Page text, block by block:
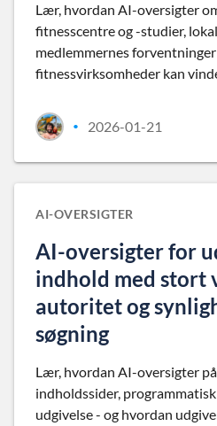
Lær, hvordan AI-oversigter
fitnesscentre og -studier,
medlemmernes
fitnessvirksomheder kan
• 2026-01-21
AI-OVERSIGTER
AI-oversigter for
indhold med stort
autoritet og
søgning
Lær, hvordan AI-oversigter
indholdssider,
udgivelse - og hvordan